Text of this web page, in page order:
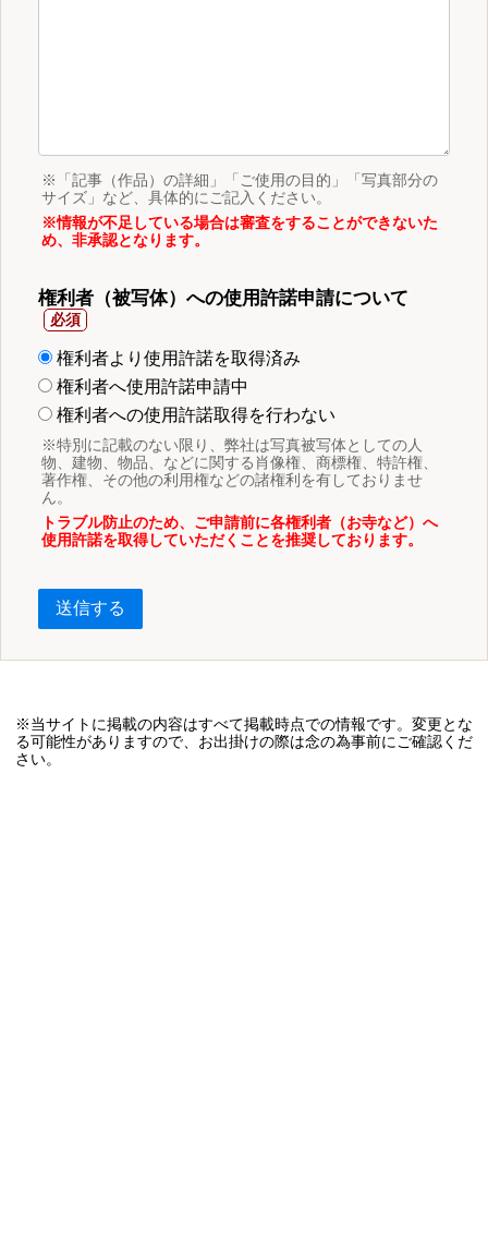
※「記事（作品）の詳細」「ご使用の目的」「写真部分の
サイズ」など、具体的にご記入ください。
※情報が不足している場合は審査をすることができないた
め、非承認となります。
権利者（被写体）への使用許諾申請について
権利者より使用許諾を取得済み
権利者へ使用許諾申請中
権利者への使用許諾取得を行わない
※特別に記載のない限り、弊社は写真被写体としての人
物、建物、物品、などに関する肖像権、商標権、特許権、
著作権、その他の利用権などの諸権利を有しておりませ
ん。
トラブル防止のため、ご申請前に各権利者（お寺など）へ
使用許諾を取得していただくことを推奨しております。
送信する
※当サイトに掲載の内容はすべて掲載時点での情報です。変更とな
る可能性がありますので、お出掛けの際は念の為事前にご確認くだ
さい。